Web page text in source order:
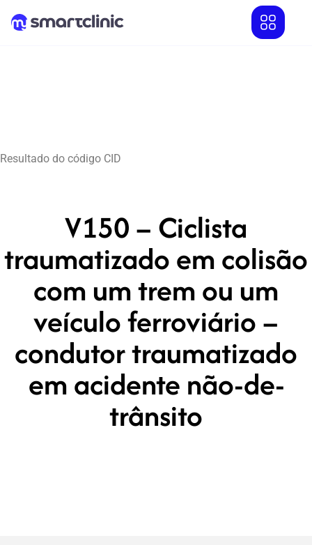
Resultado do código CID
V150 – Ciclista
traumatizado em colisão
com um trem ou um
veículo ferroviário –
condutor traumatizado
em acidente não-de-
trânsito